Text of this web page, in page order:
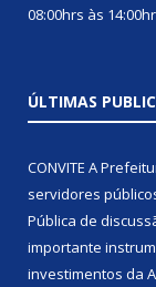
08:00hrs às
ÚLTIMAS
CONVITE A
servidores
Pública de
importante
investimentos da